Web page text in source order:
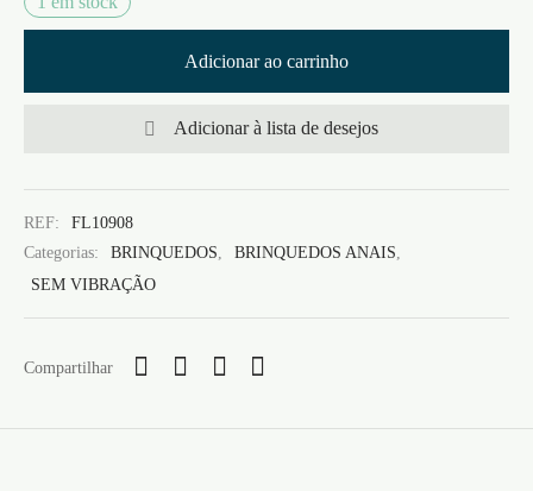
Adicionar ao carrinho
Adicionar à lista de desejos
REF:
FL10908
Categorias:
BRINQUEDOS BRINQUEDOS ANAIS
SEM VIBRAÇÃO
Compartilhar